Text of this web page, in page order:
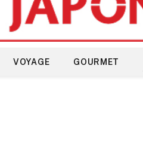
VOYAGE GOURMET